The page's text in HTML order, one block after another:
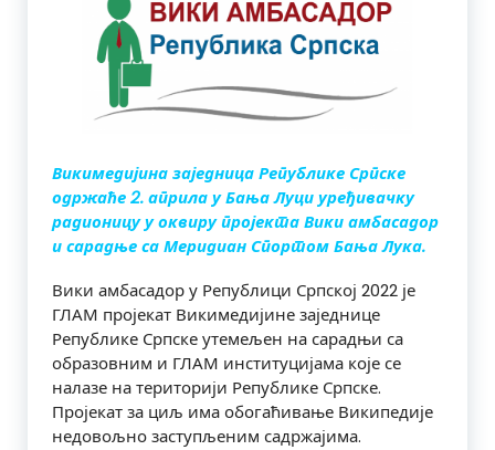
Викимедијина заједница Републике Српске
одржаће 2. априла у Бања Луци уређивачку
радионицу у оквиру пројекта Вики амбасадор
и сарадње са Меридиан Спортом Бања Лука.
Вики амбасадор у Републици Српској 2022 је
ГЛАМ пројекат Викимедијине заједнице
Републике Српске утемељен на сарадњи са
образовним и ГЛАМ институцијама које се
налазе на територији Републике Српске.
Пројекат за циљ има обогаћивање Википедије
недовољно заступљеним садржајима.